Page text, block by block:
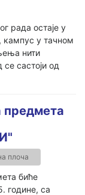
рада остaје у
у тачном
нити
састоји од
предмета
плоча
биће
године, са